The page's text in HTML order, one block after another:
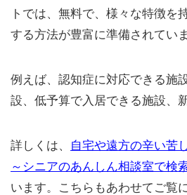
トでは、無料で、様々な特徴を
する方法が豊富に準備されていま
例えば、認知症に対応できる施
設、低予算で入居できる施設、
詳しくは、
自宅や遠方の辛い苦
～シニアのあんしん相談室で検
います。こちらもあわせてご覧